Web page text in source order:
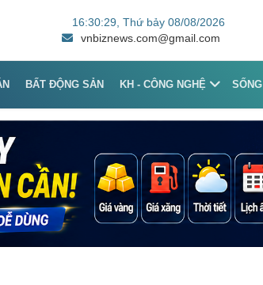
16:30:29 , Thứ bảy 08/08/2026
vnbiznews.com@gmail.com
BẤT ĐỘNG SẢN KH - CÔNG NGHỆ SỐNG